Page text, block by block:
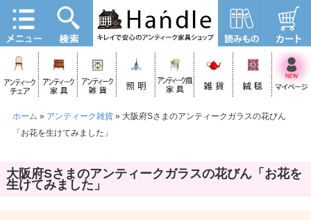
ホーム » アンティーク雑貨» 大阪府Sさまのアンティークガラスの花びん
「お花を生けてみました」
大阪府Sさまのアンティークガラスの花びん「お花を
生けてみました」